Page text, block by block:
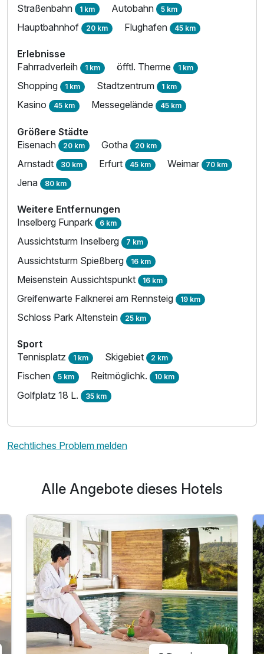
Straßenbahn 1 km Autobahn 5 km
Hauptbahnhof 20 km Flughafen 45 km
Erlebnisse
Fahrradverleih 1 km öfftl. Therme 1 km
Shopping 1 km Stadtzentrum 1 km
Kasino 45 km Messegelände 45 km
Größere Städte
Eisenach 20 km Gotha 20 km
Arnstadt 30 km Erfurt 45 km Weimar 70 km
Jena 80 km
Weitere Entfernungen
Inselberg Funpark 6 km
Aussichtsturm Inselberg 7 km
Aussichtsturm Spießberg 16 km
Meisenstein Aussichtspunkt 16 km
Greifenwarte Falknerei am Rennsteig 19 km
Schloss Park Altenstein 25 km
Sport
Tennisplatz 1 km Skigebiet 2 km
Fischen 5 km Reitmöglichk. 10 km
Golfplatz 18 L. 35 km
Rechtliches Problem melden
Alle Angebote dieses Hotels